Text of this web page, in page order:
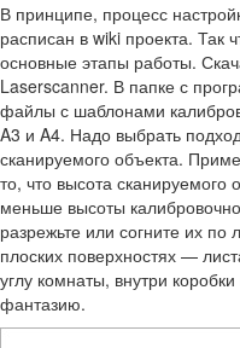
В принципе, процесс
расписан в wiki проекта.
основные этапы работы.
Laserscanner. В папке с
файлы с шаблонами
A3 и A4. Надо выбрать
сканируемого объекта.
то, что высота
меньше высоты
разрежьте или согните их по
плоских поверхностях —
углу комнаты, внутри
фантазию.